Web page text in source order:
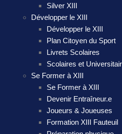
Silver XIII
Développer le XIII
Développer le XIII
Plan Citoyen du Sport
Livrets Scolaires
Scolaires et
Se Former à XIII
Se Former à XIII
Devenir Entraîneur.e
Joueurs & Joueuses
Formation XIII Fauteuil